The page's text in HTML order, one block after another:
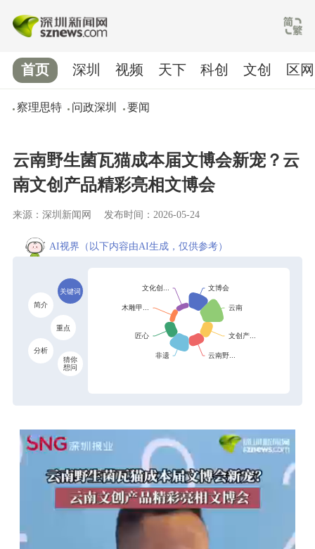
首页
察理思特 问政深圳 要闻
深圳 视频 天下 科创 文创 区网
云南野生菌瓦猫成本届文博会新宠？云
南文创产品精彩亮相文博会
来源：深圳新闻网 发布时间：2026-05-24
AI视界 （以下内容由AI生成，仅供参考）
关键词
简介
重点
分析
猜你
想问